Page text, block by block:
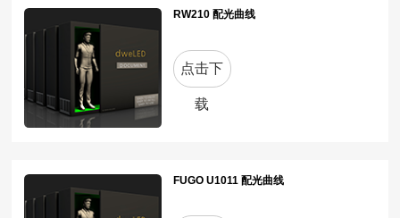
RW210 配光曲线
点击下
载
FUGO U1011 配光曲线